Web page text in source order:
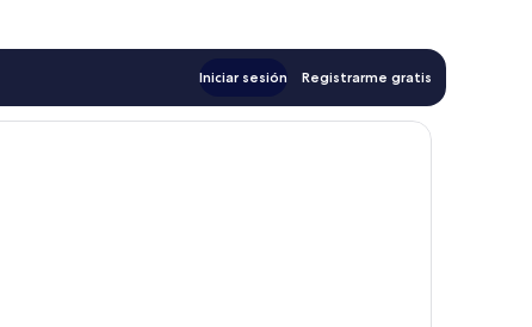
Iniciar sesión Registrarme gratis